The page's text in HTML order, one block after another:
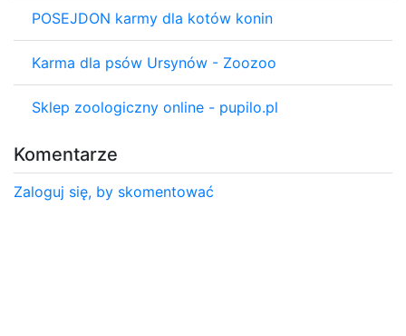
POSEJDON karmy dla kotów konin
Karma dla psów Ursynów - Zoozoo
Sklep zoologiczny online - pupilo.pl
Komentarze
Zaloguj się, by skomentować